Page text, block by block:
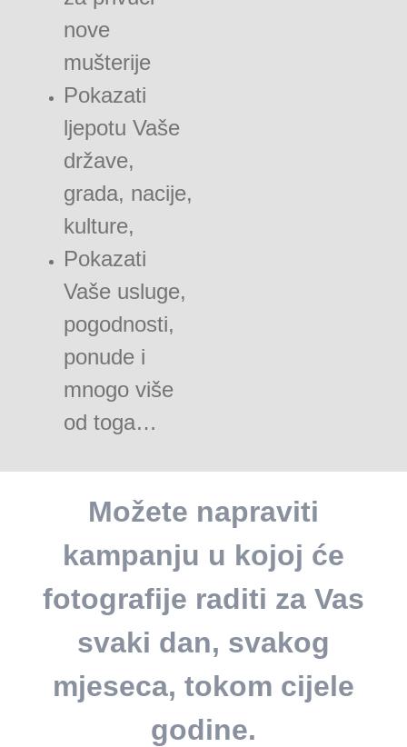
nove
mušterije
Pokazati
ljepotu Vaše
države,
grada, nacije,
kulture,
Pokazati
Vaše usluge,
pogodnosti,
ponude i
mnogo više
od toga…
Možete napraviti
kampanju u kojoj će
fotografije raditi za Vas
svaki dan, svakog
mjeseca, tokom cijele
godine.